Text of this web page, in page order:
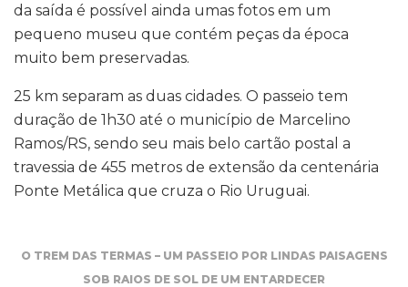
da saída é possível ainda umas fotos em um
pequeno museu que contém peças da época
muito bem preservadas.
25 km separam as duas cidades. O passeio tem
duração de 1h30 até o município de Marcelino
Ramos/RS, sendo seu mais belo cartão postal a
travessia de 455 metros de extensão da centenária
Ponte Metálica que cruza o Rio Uruguai.
O TREM DAS TERMAS – UM PASSEIO POR LINDAS PAISAGENS
SOB RAIOS DE SOL DE UM ENTARDECER